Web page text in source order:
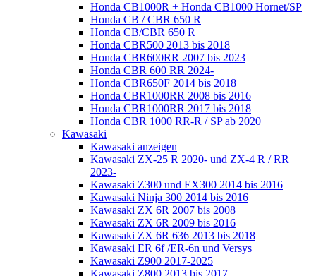
Honda CB1000R + Honda CB1000 Hornet/SP
Honda CB / CBR 650 R
Honda CB/CBR 650 R
Honda CBR500 2013 bis 2018
Honda CBR600RR 2007 bis 2023
Honda CBR 600 RR 2024-
Honda CBR650F 2014 bis 2018
Honda CBR1000RR 2008 bis 2016
Honda CBR1000RR 2017 bis 2018
Honda CBR 1000 RR-R / SP ab 2020
Kawasaki
Kawasaki anzeigen
Kawasaki ZX-25 R 2020- und ZX-4 R / RR
2023-
Kawasaki Z300 und EX300 2014 bis 2016
Kawasaki Ninja 300 2014 bis 2016
Kawasaki ZX 6R 2007 bis 2008
Kawasaki ZX 6R 2009 bis 2016
Kawasaki ZX 6R 636 2013 bis 2018
Kawasaki ER 6f /ER-6n und Versys
Kawasaki Z900 2017-2025
Kawasaki Z800 2013 bis 2017